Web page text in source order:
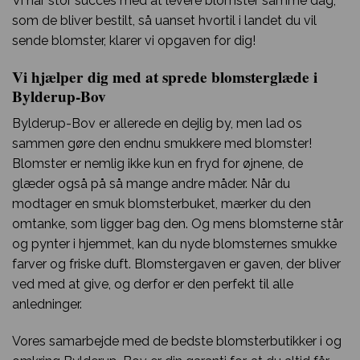
som de bliver bestilt, så uanset hvortil i landet du vil
sende blomster, klarer vi opgaven for dig!
Vi hjælper dig med at sprede blomsterglæde i
Bylderup-Bov
Bylderup-Bov er allerede en dejlig by, men lad os
sammen gøre den endnu smukkere med blomster!
Blomster er nemlig ikke kun en fryd for øjnene, de
glæder også på så mange andre måder. Når du
modtager en smuk blomsterbuket, mærker du den
omtanke, som ligger bag den. Og mens blomsterne står
og pynter i hjemmet, kan du nyde blomsternes smukke
farver og friske duft. Blomstergaven er gaven, der bliver
ved med at give, og derfor er den perfekt til alle
anledninger.
Vores samarbejde med de bedste blomsterbutikker i og